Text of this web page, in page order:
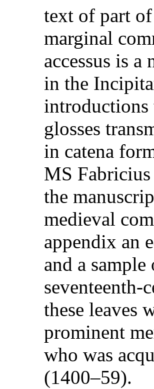
text of part of
marginal
accessus is
in the
introductions
glosses
in catena
MS
the
medieval
appendix an
and a
seventeenth-
these leaves
prominent
who was
(1400–59).